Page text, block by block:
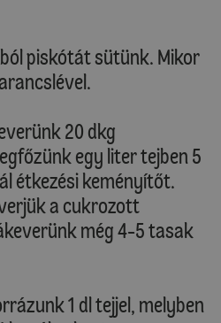
piskótát sütünk. Mikor
20 dkg
egy liter tejben 5
étkezési keményítőt.
a cukrozott
még 4-5 tasak
1 dl tejjel, melyben